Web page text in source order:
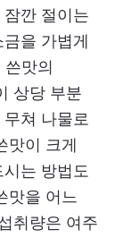
깐 절이는
을 가볍게
맛의
상당 부분
쳐 나물로
맛이 크게
는 방법도
맛을 어느
취량은 여주